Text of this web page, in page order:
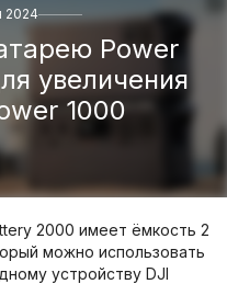
2024
Power
увеличения
1000
2000 имеет ёмкость 2
можно использовать
устройству DJI